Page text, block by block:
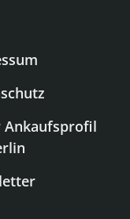
Ankaufsprofil